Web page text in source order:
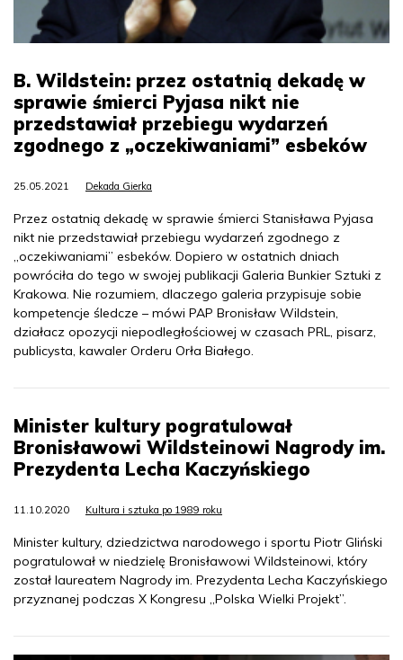
B. Wildstein: przez ostatnią dekadę w
sprawie śmierci Pyjasa nikt nie
przedstawiał przebiegu wydarzeń
zgodnego z „oczekiwaniami” esbeków
25.05.2021 Dekada Gierka
Przez ostatnią dekadę w sprawie śmierci Stanisława Pyjasa
nikt nie przedstawiał przebiegu wydarzeń zgodnego z
„oczekiwaniami” esbeków. Dopiero w ostatnich dniach
powróciła do tego w swojej publikacji Galeria Bunkier Sztuki z
Krakowa. Nie rozumiem, dlaczego galeria przypisuje sobie
kompetencje śledcze – mówi PAP Bronisław Wildstein,
działacz opozycji niepodległościowej w czasach PRL, pisarz,
publicysta, kawaler Orderu Orła Białego.
Minister kultury pogratulował
Bronisławowi Wildsteinowi Nagrody im.
Prezydenta Lecha Kaczyńskiego
11.10.2020 Kultura i sztuka po 1989 roku
Minister kultury, dziedzictwa narodowego i sportu Piotr Gliński
pogratulował w niedzielę Bronisławowi Wildsteinowi, który
został laureatem Nagrody im. Prezydenta Lecha Kaczyńskiego
przyznanej podczas X Kongresu „Polska Wielki Projekt”.